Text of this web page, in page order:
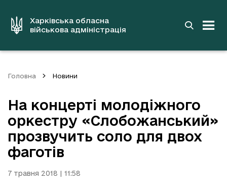
вмістуХарківська обласна
військова адміністрація
Головна Новини
На концерті молодіжного
оркестру «Слобожанський»
прозвучить соло для двох
фаготів
7 травня 2018 | 11:58